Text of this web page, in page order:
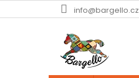
na
info@bargello.cz